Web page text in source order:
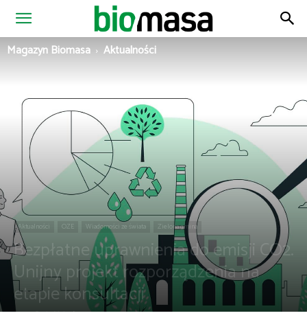
Magazyn
Magazyn Biomasa Aktualności
Aktualności OZE Wiadomości ze świata Zielona gmina
Bezpłatne uprawnienia do emisji CO2.
Unijny projekt rozporządzenia na
etapie konsultacji
Przez Daria Lisiecka-